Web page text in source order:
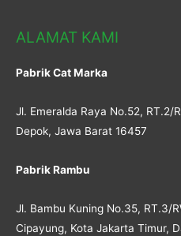
ALAMAT KAMI
Pabrik Cat Marka
Jl. Emeralda Raya No.52, RT.2/
Depok, Jawa Barat 16457
Pabrik Rambu
Jl. Bambu Kuning No.35, RT.3/
Cipayung, Kota Jakarta Timur,